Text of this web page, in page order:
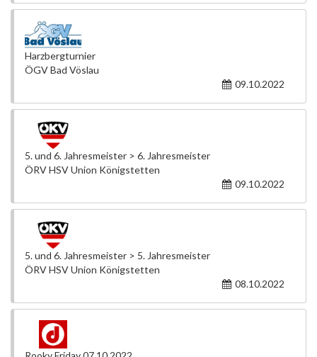
Harzbergturnier
ÖGV Bad Vöslau
09.10.2022
5. und 6. Jahresmeister > 6. Jahresmeister
ÖRV HSV Union Königstetten
09.10.2022
5. und 6. Jahresmeister > 5. Jahresmeister
ÖRV HSV Union Königstetten
08.10.2022